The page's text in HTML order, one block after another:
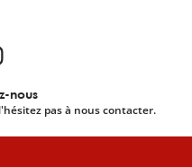
nous
pas à nous contacter.